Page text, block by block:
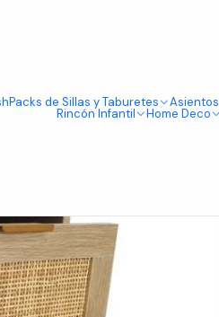
Packs de Sillas y Taburetes Asientos
Rincón Infantil Home Deco